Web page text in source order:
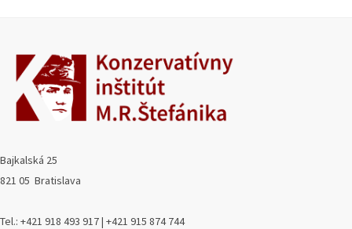
Bajkalská 25
821 05 Bratislava
Tel.: +421 918 493 917 | +421 915 874 744